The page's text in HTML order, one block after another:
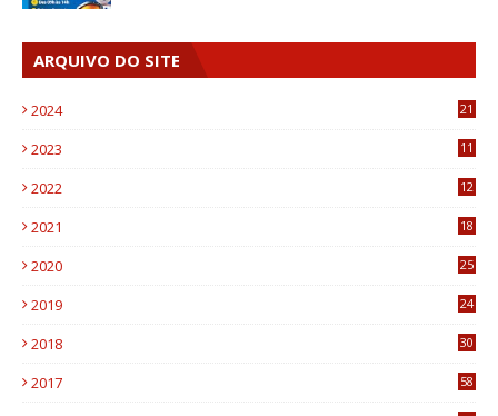
ARQUIVO DO SITE
2024 21
2023
11
2022
12
2021
18
2020
25
2019
24
2018
30
2017
58